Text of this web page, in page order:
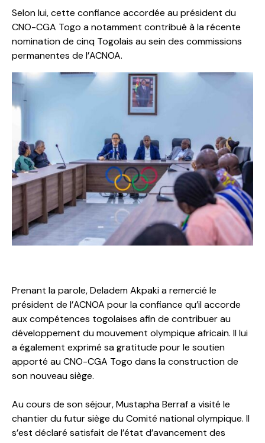
Selon lui, cette confiance accordée au président du
CNO-CGA Togo a notamment contribué à la récente
nomination de cinq Togolais au sein des commissions
permanentes de l’ACNOA.
Prenant la parole, Deladem Akpaki a remercié le
président de l’ACNOA pour la confiance qu’il accorde
aux compétences togolaises afin de contribuer au
développement du mouvement olympique africain. Il lui
a également exprimé sa gratitude pour le soutien
apporté au CNO-CGA Togo dans la construction de
son nouveau siège.
Au cours de son séjour, Mustapha Berraf a visité le
chantier du futur siège du Comité national olympique. Il
s’est déclaré satisfait de l’état d’avancement des